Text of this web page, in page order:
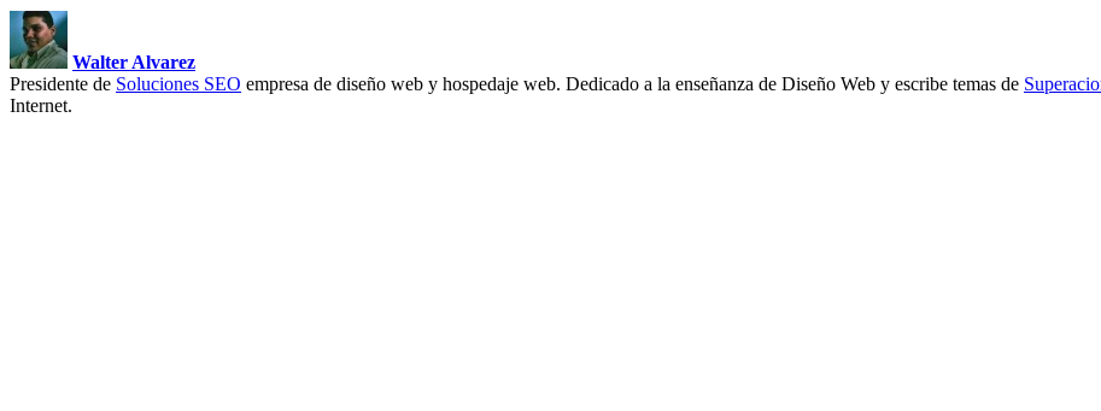
Walter Alvarez
Presidente de Soluciones SEO empresa de diseño web y hospedaje web. Dedicado a la enseñanza de Diseño Web y escribe temas de
Internet.